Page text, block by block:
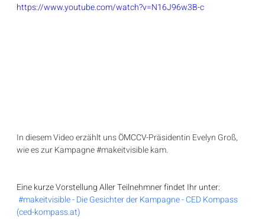
https://www.youtube.com/watch?v=N16J96w3B-c
In diesem Video erzählt uns ÖMCCV-Präsidentin Evelyn Groß,
wie es zur Kampagne #makeitvisible kam.
Eine kurze Vorstellung Aller Teilnehmner findet Ihr unter:
#makeitvisible - Die Gesichter der Kampagne - CED Kompass
(ced-kompass.at)